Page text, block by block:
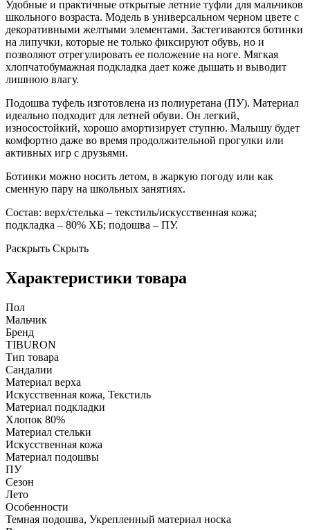
Удобные и практичные открытые летние туфли для мальчиков
школьного возраста. Модель в универсальном черном цвете с
декоративными желтыми элементами. Застегиваются ботинки
на липучки, которые не только фиксируют обувь, но и
позволяют отрегулировать ее положение на ноге. Мягкая
хлопчатобумажная подкладка дает коже дышать и выводит
лишнюю влагу.
Подошва туфель изготовлена из полиуретана (ПУ). Материал
идеально подходит для летней обуви. Он легкий,
износостойкий, хорошо амортизирует ступню. Малышу будет
комфортно даже во время продолжительной прогулки или
активных игр с друзьями.
Ботинки можно носить летом, в жаркую погоду или как
сменную пару на школьных занятиях.
Состав: верх/стелька – текстиль/искусственная кожа;
подкладка – 80% ХБ; подошва – ПУ.
Раскрыть Скрыть
Характеристики товара
Пол
Мальчик
Бренд
TIBURON
Тип товара
Сандалии
Материал верха
Искусственная кожа, Текстиль
Материал подкладки
Хлопок 80%
Материал стельки
Искусственная кожа
Материал подошвы
ПУ
Сезон
Лето
Особенности
Темная подошва, Укрепленный материал носка